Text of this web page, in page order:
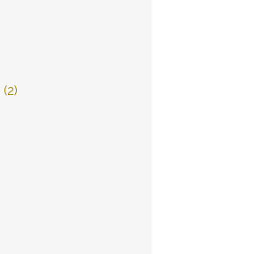
(2)